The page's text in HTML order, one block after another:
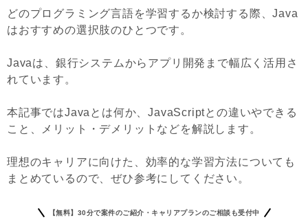
どのプログラミング言語を学習するか検討する際、Java
はおすすめの選択肢のひとつです。
Javaは、銀行システムからアプリ開発まで幅広く活用さ
れています。
本記事ではJavaとは何か、JavaScriptとの違いやできる
こと、メリット・デメリットなどを解説します。
理想のキャリアに向けた、効率的な学習方法についても
まとめているので、ぜひ参考にしてください。
【無料】30分で案件のご紹介・キャリアプランのご相談も受付中